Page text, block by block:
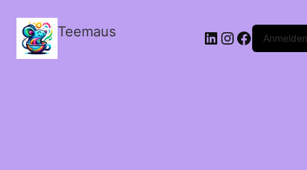
Teemaus LinkedIn
Instagram
FacebookAnmelden